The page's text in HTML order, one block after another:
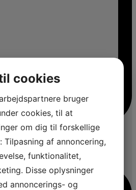
cookies
bruger
cookies, til at
om dig til forskellige
Tilpasning af annoncering,
funktionalitet,
Disse oplysninger
annoncerings- og